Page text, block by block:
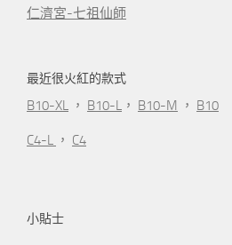
仁濟宮-七祖仙師
最近很火紅的款式
B10-XL ， B10-L ， B10-M ， B10
C4-L ， C4
小貼士